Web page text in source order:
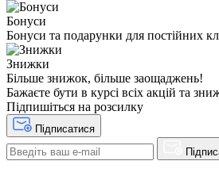
Бонуси
Бонуси та подарунки для постійних
Знижки
Більше знижок, більше заощаджень!
Бажаєте бути в курсі всіх акцій та
Підпишіться на розсилку
Підписатися